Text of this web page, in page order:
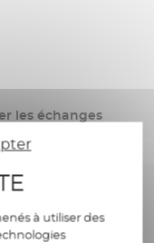
les échanges
à utiliser des